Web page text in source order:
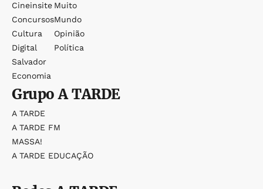
Cineinsite
Concursos
Cultura
Digital
Salvador
Economia
Muito
Mundo
Opinião
Política
GrupoA TARDE
A TARDE
A TARDE FM
MASSA!
A TARDE EDUCAÇÃO